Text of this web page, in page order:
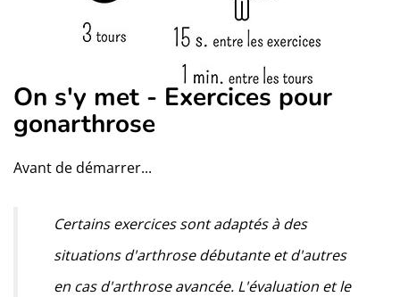
On s'y met - Exercices pour
gonarthrose
Avant de démarrer...
Certains exercices sont adaptés à des
situations d'arthrose débutante et d'autres
en cas d'arthrose avancée. L'évaluation et le